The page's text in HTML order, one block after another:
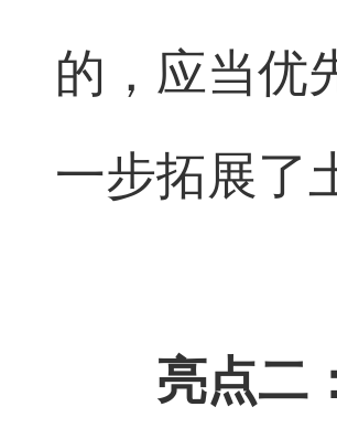
的，应当优
一步拓展了
亮点二